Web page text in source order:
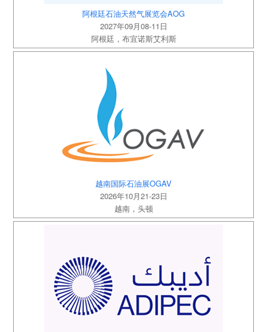
阿根廷石油天然气展览会AOG
2027年09月08-11日
阿根廷，布宜诺斯艾利斯
越南国际石油展OGAV
2026年10月21-23日
越南，头顿